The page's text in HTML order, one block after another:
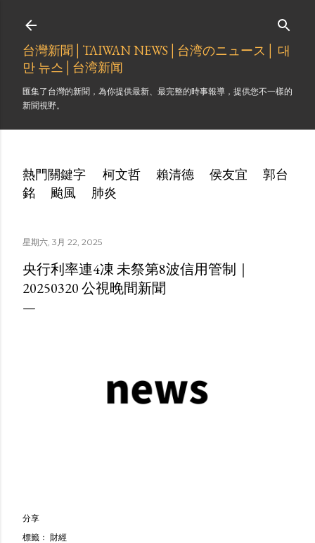
台灣新聞│TAIWAN NEWS│台湾のニュース│ 대
만 뉴스│台湾新闻
匯集了台灣的新聞，為你提供最新、最完整的時事報導，提供您不一樣的
新聞視野。
熱門關鍵字 柯文哲 賴清德 侯友宜
郭台
銘
颱風 肺炎
星期六, 3月 22, 2025
央行利率連4凍 未祭第8波信用管制｜
20250320 公視晚間新聞
分享
標籤： 財經